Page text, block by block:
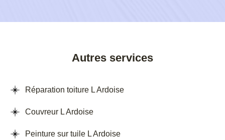
Autres services
Réparation toiture L Ardoise
Couvreur L Ardoise
Peinture sur tuile L Ardoise